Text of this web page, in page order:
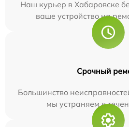
Наш курьер в Хабаровске
ваше устройство на
Срочный
Большинство
мы устраняем в